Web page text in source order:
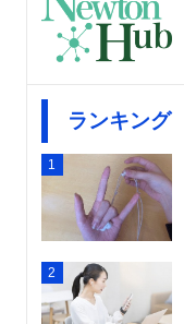
ランキング
1
2